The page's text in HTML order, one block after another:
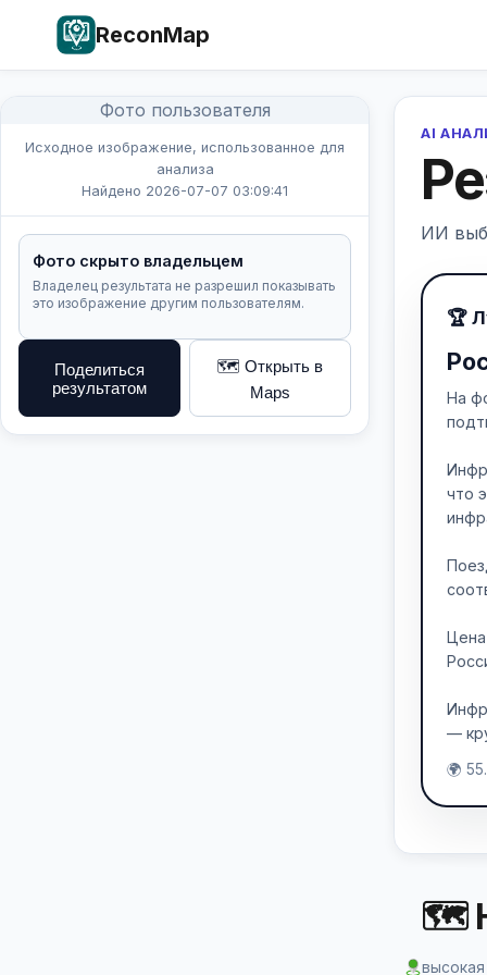
ReconMap
Фото пользователя
Исходное изображение, использованное для
анализа
Найдено 2026-07-07 03:09:41
Фото скрыто владельцем
Владелец результата не разрешил показывать
это изображение другим пользователям.
Поделиться
результатом
🗺️ Открыть в
Maps
AI
ИИ
🏆
На
что
—
🌍
🗺